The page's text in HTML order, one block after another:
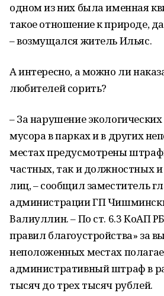
одном из них была именная
такое отношение к природе,
– возмущался житель Ильяс.
А интересно, а можно ли
любителей сорить?
– За нарушение
мусора в парках и в других
местах предусмотрены
частных, так и должностных
лиц, – сообщил заместитель
администрации ГП
Валиуллин. – По ст. 6.3 КоАП
правил благоустройства» за
неположенных местах
административный штраф в
тысяч до трех тысяч рублей.